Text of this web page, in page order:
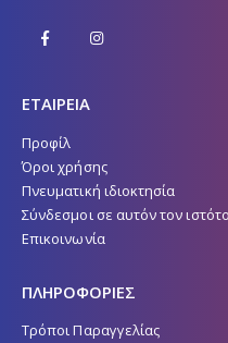
ΕΤΑΙΡΕΙΑ
Προφίλ
Όροι χρήσης
Πνευματική ιδιοκτησία
Σύνδεσμοι σε αυτόν τον
Επικοινωνία
ΠΛΗΡΟΦΟΡΙΕΣ
Τρόποι Παραγγελίας